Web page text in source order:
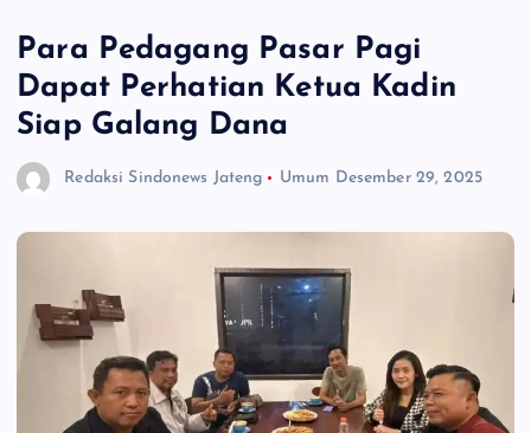
Para Pedagang Pasar Pagi
Dapat Perhatian Ketua Kadin
Siap Galang Dana
Redaksi Sindonews Jateng Umum Desember 29, 2025